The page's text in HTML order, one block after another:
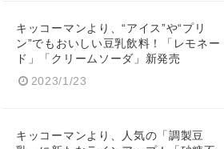
キッコーマンより、“アイス”や“プリ
ン”でもおいしい豆乳飲料！「レモネー
ド」「クリームソーダ」新発売
2023/1/23
キッコーマンより、人気の「調製豆